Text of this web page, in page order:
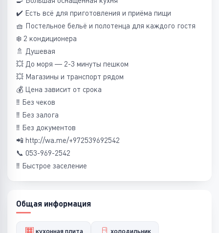
✔️ Есть всё для приготовления и приёма пищи
🧺 Постельное бельё и полотенца для каждого гостя
❄️ 2 кондиционера
🚿 Душевая
💥 До моря — 2-3 минуты пешком
💥 Магазины и транспорт рядом
💰 Цена зависит от срока
‼️ Без чеков
‼️ Без залога
‼️ Без документов
📲 http://wa.me/+972539692542⁠
📞 053-969-2542
‼️ Быстрое заселение
Общая информация
кухонная плита холодильник